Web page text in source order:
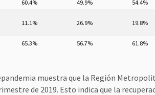
60.4% 49.9% 54.4%
11.1% 26.9% 19.8%
65.3% 56.7% 61.8%
muestra que la Región
de 2019. Esto indica que la